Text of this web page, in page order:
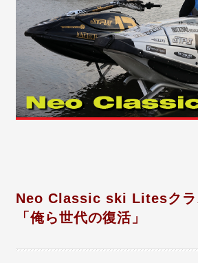
Neo Classic ski Litesクラ
「俺ら世代の復活」